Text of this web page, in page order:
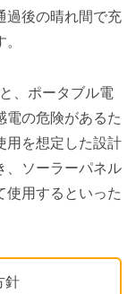
過後の晴れ間で充
、ポータブル電
電の危険があるた
用を想定した設計
、ソーラーパネル
使用するといった
針